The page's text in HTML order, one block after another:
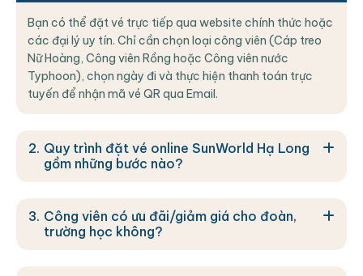
Bạn có thể đặt vé trực tiếp qua website chính thức hoặc
các đại lý uy tín. Chỉ cần chọn loại công viên (Cáp treo
Nữ Hoàng, Công viên Rồng hoặc Công viên nước
Typhoon), chọn ngày đi và thực hiện thanh toán trực
tuyến để nhận mã vé QR qua Email.
Quy trình đặt vé online SunWorld Hạ Long
gồm những bước nào?
Công viên có ưu đãi/giảm giá cho đoàn,
trường học không?